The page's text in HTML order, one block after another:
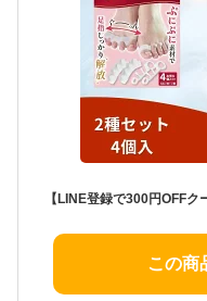
この商